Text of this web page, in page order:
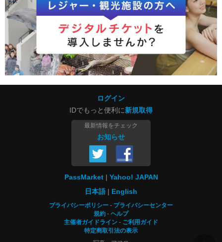
ログイン
IDでもっと便利に新規取得
最新情報をチェック
お知らせ
PassMarket
Yahoo! JAPAN
日本語
English
プライバシーポリシー
プライバシーセンター
規約
ヘルプ
主催者ガイドライン
ご利用ガイド
特定商取引法の表示